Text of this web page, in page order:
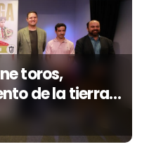
toros,
de la tierra